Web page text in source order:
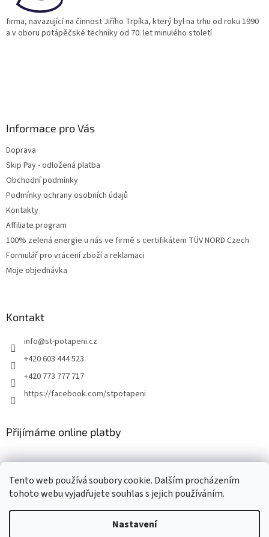
Tento web používá soubory cookie. Dalším procházením
tohoto webu vyjadřujete souhlas s jejich používáním.
Nastavení
firma, navazující na činnost Jiřího Trpíka, který byl na trhu od roku 1990
a v oboru potápěčské techniky od 70. let minulého století
Informace pro Vás
Doprava
Skip Pay - odložená platba
Obchodní podmínky
Podmínky ochrany osobních údajů
Kontakty
Affiliate program
100% zelená energie u nás ve firmě s certifikátem TÜV NORD Czech
Formulář pro vrácení zboží a reklamaci
Moje objednávka
Kontakt
info@st-potapeni.cz
+420 603 444 523
+420 773 777 717
https://facebook.com/stpotapeni
Přijímáme online platby